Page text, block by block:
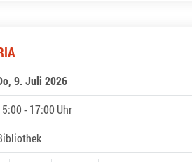
9. Juli 2026
- 17:00 Uhr